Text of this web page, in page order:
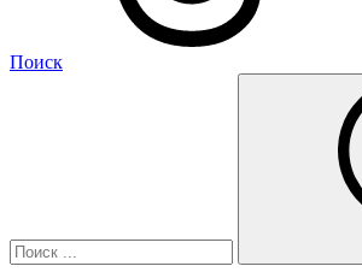
Поиск